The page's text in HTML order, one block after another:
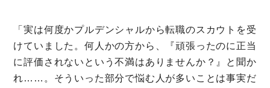
「実は何度かプルデンシャルから転職のスカウトを受
けていました。何人かの方から、『頑張ったのに正当
に評価されないという不満はありませんか？』と聞か
れ……。そういった部分で悩む人が多いことは事実だ